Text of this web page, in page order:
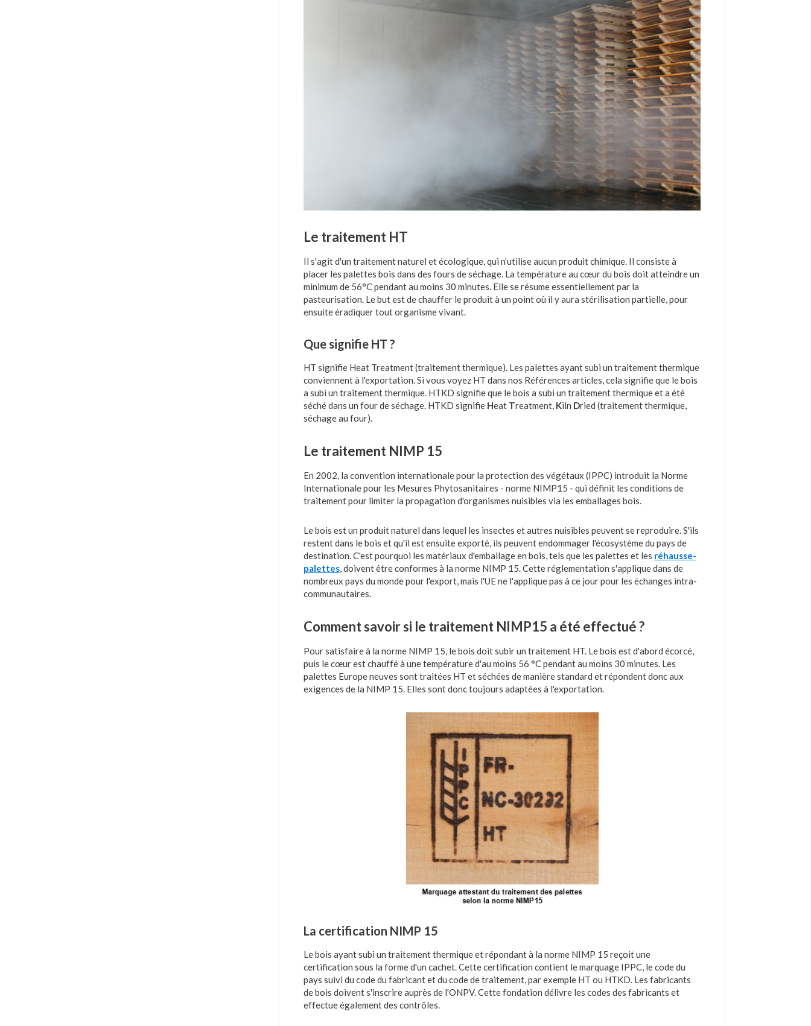
Le traitement HT
Il s'agit d'un traitement naturel et écologique, qui n’utilise aucun produit chimique. Il consiste à
placer les palettes bois dans des fours de séchage. La température au cœur du bois doit atteindre un
minimum de 56°C pendant au moins 30 minutes. Elle se résume essentiellement par la
pasteurisation. Le but est de chauffer le produit à un point où il y aura stérilisation partielle, pour
ensuite éradiquer tout organisme vivant.
Que signifie HT ?
HT signifie Heat Treatment (traitement thermique). Les palettes ayant subi un traitement thermique
conviennent à l'exportation. Si vous voyez HT dans nos Références articles, cela signifie que le bois
a subi un traitement thermique. HTKD signifie que le bois a subi un traitement thermique et a été
séché dans un four de séchage. HTKD signifie Heat Treatment, Kiln Dried (traitement thermique,
séchage au four).
Le traitement NIMP 15
En 2002, la convention internationale pour la protection des végétaux (IPPC) introduit la Norme
Internationale pour les Mesures Phytosanitaires - norme NIMP15 - qui définit les conditions de
traitement pour limiter la propagation d'organismes nuisibles via les emballages bois.
Le bois est un produit naturel dans lequel les insectes et autres nuisibles peuvent se reproduire. S'ils
restent dans le bois et qu'il est ensuite exporté, ils peuvent endommager l'écosystème du pays de
destination. C'est pourquoi les matériaux d'emballage en bois, tels que les palettes et les réhausse-
palettes, doivent être conformes à la norme NIMP 15. Cette réglementation s'applique dans de
nombreux pays du monde pour l'export, mais l'UE ne l'applique pas à ce jour pour les échanges intra-
communautaires.
Comment savoir si le traitement NIMP15 a été effectué ?
Pour satisfaire à la norme NIMP 15, le bois doit subir un traitement HT. Le bois est d'abord écorcé,
puis le cœur est chauffé à une température d'au moins 56 °C pendant au moins 30 minutes. Les
palettes Europe neuves sont traitées HT et séchées de manière standard et répondent donc aux
exigences de la NIMP 15. Elles sont donc toujours adaptées à l'exportation.
La certification NIMP 15
Le bois ayant subi un traitement thermique et répondant à la norme NIMP 15 reçoit une
certification sous la forme d'un cachet. Cette certification contient le marquage IPPC, le code du
pays suivi du code du fabricant et du code de traitement, par exemple HT ou HTKD. Les fabricants
de bois doivent s'inscrire auprès de l'ONPV. Cette fondation délivre les codes des fabricants et
effectue également des contrôles.